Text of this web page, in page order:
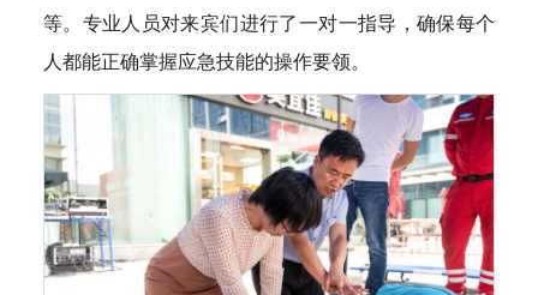
等。专业人员对来宾们进行了一对一指导，确保每个
人都能正确掌握应急技能的操作要领。